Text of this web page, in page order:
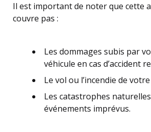
Il est important de noter que cette
couvre pas :
Les dommages subis par
véhicule en cas d’accident
Le vol ou l’incendie de
Les catastrophes
événements imprévus.